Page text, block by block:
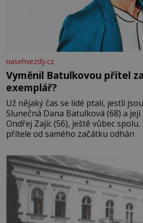
nasehvezdy.cz
Vyměnil Batulkovou přítel
exemplář?
Už nějaký čas se lidé ptali, jestli
Slunečná Dana Batulková (68) a
Ondřej Zajíc (56), ještě vůbec spolu. Herečka od sebe
přítele od samého začátku odhán